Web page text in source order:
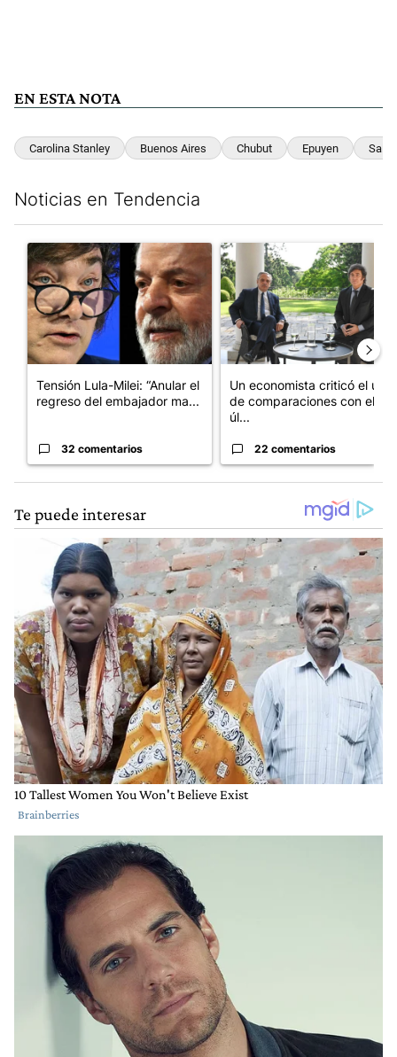
EN ESTA NOTA
Carolina Stanley Buenos Aires Chubut Epuyen Salta
Noticias en Tendencia
Un artículo de tendencia con el título "Tensión Lula-Milei:
Tensión Lula-Milei: “Anular el
regreso del embajador ma...
32 comentarios
Un artículo de tendencia con
Un economista criticó el uso
de comparaciones con el
úl...
22 comentarios